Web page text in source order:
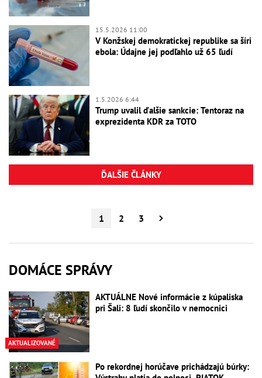
15.5.2026 11:00
V Konžskej demokratickej republike sa šíri
ebola: Údajne jej podľahlo už 65 ľudí
1.5.2026 6:44
Trump uvalil ďalšie sankcie: Tentoraz na
exprezidenta KDR za TOTO
ĎALŠIE ČLÁNKY
1 2 3
DOMÁCE SPRÁVY
AKTUALIZOVANÉ
AKTUÁLNE Nové informácie z kúpaliska
pri Šali: 8 ľudí skončilo v nemocnici
Po rekordnej horúčave prichádzajú búrky: